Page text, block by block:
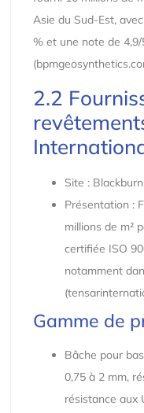
Asie du Sud-Est,
% et une note de
2.2
Site :
Présentation :
millions de m²
certifiée ISO
notamment
Gamme de
Bâche pour
0,75 à 2 mm,
résistance aux